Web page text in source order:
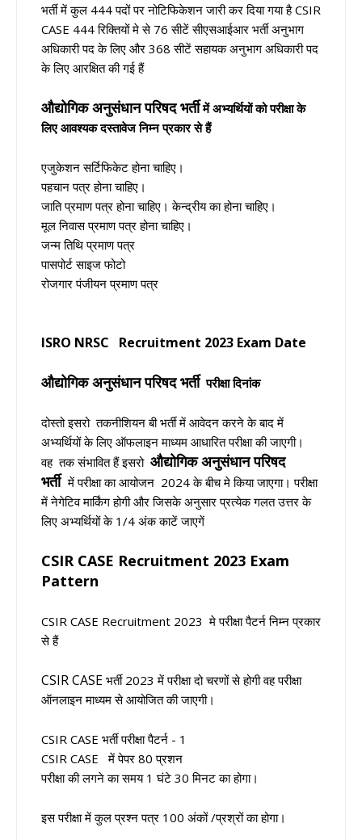
भर्ती में कुल 444 पदों पर नोटिफिकेशन जारी कर दिया गया है CSIR
CASE 444 रिक्तियों मे से 76 सीटें सीएसआईआर भर्ती अनुभाग
अधिकारी पद के लिए और 368 सीटें सहायक अनुभाग अधिकारी पद
के लिए आरक्षित की गई हैं
औद्योगिक अनुसंधान परिषद भर्तीमें अभ्यर्थियों को परीक्षा के
लिए आवश्यक दस्तावेज निम्न प्रकार से हैं
एजुकेशन सर्टिफिकेट होना चाहिए।
पहचान पत्र होना चाहिए।
जाति प्रमाण पत्र होना चाहिए। केन्द्रीय का होना चाहिए।
मूल निवास प्रमाण पत्र होना चाहिए।
जन्म तिथि प्रमाण पत्र
पासपोर्ट साइज फोटो
रोजगार पंजीयन प्रमाण पत्र
ISRO NRSC Recruitment 2023 Exam Date
औद्योगिक अनुसंधान परिषद भर्ती परीक्षा दिनांक
दोस्तो इसरो तकनीशियन बी भर्ती में आवेदन करने के बाद में
अभ्यर्थियों के लिए ऑफलाइन माध्यम आधारित परीक्षा की जाएगी।
वह तक संभावित हैंइसरो औद्योगिक अनुसंधान परिषद
भर्ती में परीक्षा का आयोजन 2024 के बीच मे किया जाएगा। परीक्षा
में नेगेटिव मार्किंग होगी और जिसके अनुसार प्रत्येक गलत उत्तर के
लिए अभ्यर्थियों के 1/4 अंक काटें जाएगें
CSIR CASE Recruitment 2023 Exam
Pattern
CSIR CASE Recruitment 2023 मे परीक्षा पैटर्न निम्न प्रकार
से हैं
CSIR CASE भर्ती 2023 में परीक्षा दो चरणों से होगी वह परीक्षा
ऑनलाइन माध्यम से आयोजित की जाएगी।
CSIR CASE भर्ती परीक्षा पैटर्न - 1
CSIR CASE में पेपर 80 प्रशन
परीक्षा की लगने का समय 1 घंटे 30 मिनट का होगा।
इस परीक्षा में कुल प्रश्न पत्र 100 अंकों /प्रश्रों का होगा।